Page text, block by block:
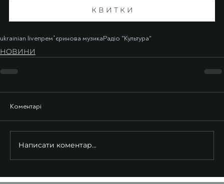
К В И Т К И
ukrainian liveпремʼєринова музикаРадіо "Культура"
НОВИНИ
Коментарі
Написати коментар...